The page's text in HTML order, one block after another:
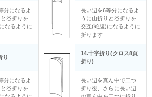
分になるよ
谷折りを
なるように
長い辺を6等分になるよ
うに山折りと谷折りを
交互(蛇腹)になるように
折ります
り
14.十字折り(クロス8頁
折り)
分になるよ
谷折りを
長い辺を真ん中で二つ
折り後、さらに長い辺